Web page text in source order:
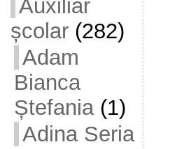
Auxiliar
școlar(282)
Adam
Bianca
Ștefania(1)
Adina Seria